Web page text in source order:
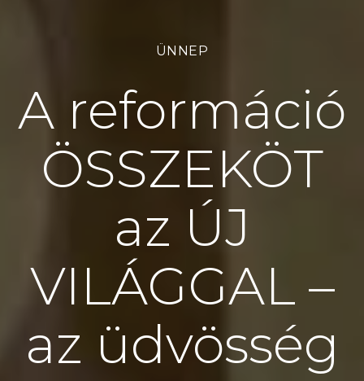
ÜNNEP
A reformáció
ÖSSZEKÖT
az ÚJ
VILÁGGAL –
az üdvösség